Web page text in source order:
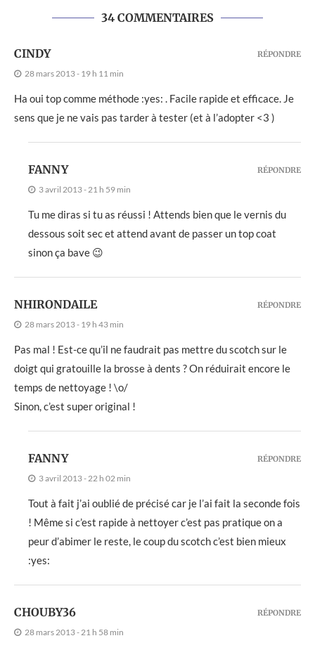
34 COMMENTAIRES
CINDY
28 mars 2013 - 19 h 11 min
Ha oui top comme méthode :yes: . Facile rapide et efficace. Je
sens que je ne vais pas tarder à tester (et à l’adopter <3 )
RÉPONDRE
FANNY
3 avril 2013 - 21 h 59 min
Tu me diras si tu as réussi ! Attends bien que le vernis du
dessous soit sec et attend avant de passer un top coat
sinon ça bave 😉
RÉPONDRE
NHIRONDAILE
28 mars 2013 - 19 h 43 min
Pas mal ! Est-ce qu’il ne faudrait pas mettre du scotch sur le
doigt qui gratouille la brosse à dents ? On réduirait encore le
temps de nettoyage ! \o/
Sinon, c’est super original !
RÉPONDRE
FANNY
3 avril 2013 - 22 h 02 min
Tout à fait j’ai oublié de précisé car je l’ai fait la seconde fois
! Même si c’est rapide à nettoyer c’est pas pratique on a
peur d’abimer le reste, le coup du scotch c’est bien mieux
:yes:
RÉPONDRE
CHOUBY36
28 mars 2013 - 21 h 58 min
RÉPONDRE